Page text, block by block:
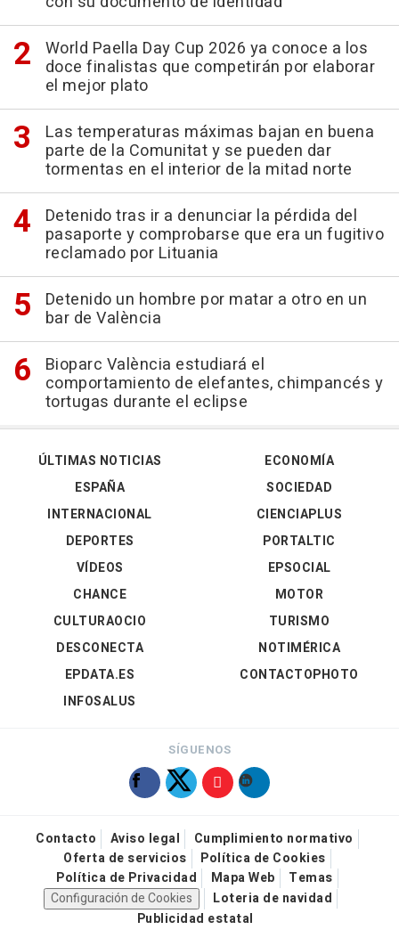
World Paella Day Cup 2026 ya conoce a los
doce finalistas que competirán por elaborar
el mejor plato
Las temperaturas máximas bajan en buena
parte de la Comunitat y se pueden dar
tormentas en el interior de la mitad norte
Detenido tras ir a denunciar la pérdida del
pasaporte y comprobarse que era un fugitivo
reclamado por Lituania
Detenido un hombre por matar a otro en un
bar de València
Bioparc València estudiará el
comportamiento de elefantes, chimpancés y
tortugas durante el eclipse
ÚLTIMAS NOTICIAS
ESPAÑA
INTERNACIONAL
DEPORTES
VÍDEOS
ECONOMÍA
SOCIEDAD
CIENCIAPLUS
PORTALTIC
EPSOCIAL
CHANCE
CULTURAOCIO
DESCONECTA
EPDATA.ES
INFOSALUS
MOTOR
TURISMO
NOTIMÉRICA
CONTACTOPHOTO
SÍGUENOS
Contacto Aviso legal
Cumplimiento normativo
Oferta de servicios
Política de Cookies
Política de Privacidad
Mapa Web
Temas
Configuración de Cookies
Loteria de navidad
Publicidad estatal